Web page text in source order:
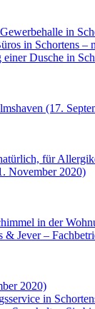
in
in Schortens –
einer Dusche in
(17.
für
November 2020)
in der
& Jever –
2020)
in